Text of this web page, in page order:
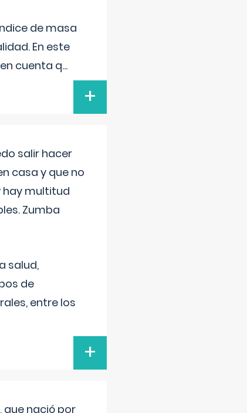
de masa
En este
cuenta q...
+
salir hacer
casa y que no
hay multitud
Zumba
salud,
de
entre los
+
que nació por